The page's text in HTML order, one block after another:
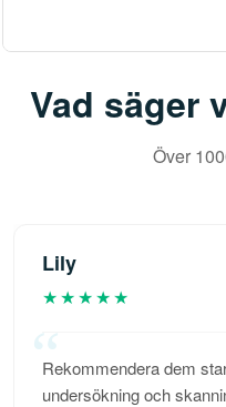
Vad säger
Över
Lily
★★★★★
Rekommendera dem
undersökning och